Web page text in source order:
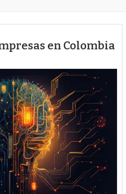
en Colombia